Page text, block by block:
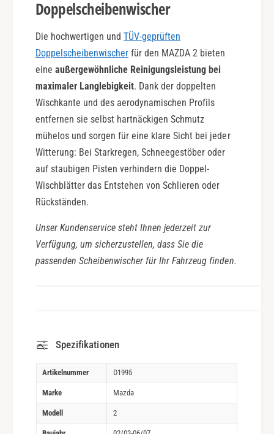
Doppelscheibenwischer
Die hochwertigen undTÜV-geprüften
Doppelscheibenwischer für den MAZDA 2 bieten
eine außergewöhnliche Reinigungsleistung bei
maximaler Langlebigkeit. Dank der doppelten
Wischkante und des aerodynamischen Profils
entfernen sie selbst hartnäckigen Schmutz
mühelos und sorgen für eine klare Sicht bei jeder
Witterung: Bei Starkregen, Schneegestöber oder
auf staubigen Pisten verhindern die Doppel-
Wischblätter das Entstehen von Schlieren oder
Rückständen.
Unser Kundenservice steht Ihnen jederzeit zur
Verfügung, um sicherzustellen, dass Sie die
passenden Scheibenwischer für Ihr Fahrzeug finden.
Spezifikationen
Artikelnummer D1995
Marke Mazda
Modell 2